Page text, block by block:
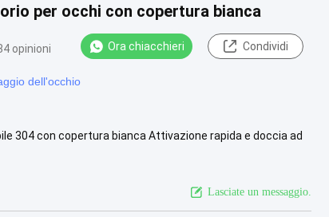
per occhi con copertura bianca
opinioni Ora chiacchieri Condividi
dell'occhio
304 con copertura bianca Attivazione rapida e doccia ad
Lasciate un messaggio.